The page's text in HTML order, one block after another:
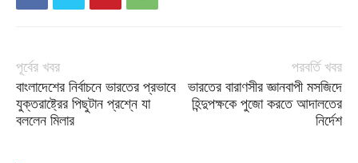
পূর্বের খবর
বাংলাদেশের নির্বাচনে ভারতের প্রভাবে
যুক্তরাষ্ট্রের পিছুটান প্রশ্নে যা
বললেন মিলার
পরবর্তি খবর
ভারতের বারাণসীর জ্ঞানবাপী মসজিদে
হিন্দুপক্ষকে পুজো করতে আদালতের
নির্দেশ